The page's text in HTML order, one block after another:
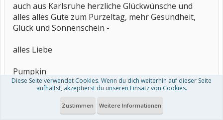
auch aus Karlsruhe herzliche Glückwünsche und
alles alles Gute zum Purzeltag, mehr Gesundheit,
Glück und Sonnenschein -
alles Liebe
Pumpkin
7. Juni 2005
Diese Seite verwendet Cookies. Wenn du dich weiterhin auf dieser Seite
aufhältst, akzeptierst du unseren Einsatz von Cookies.
Zustimmen Weitere Informationen